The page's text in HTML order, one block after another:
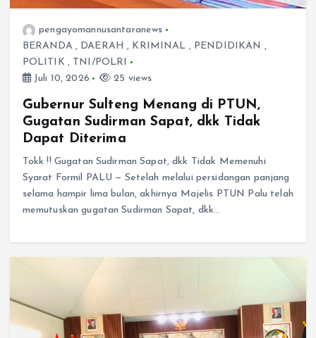
pengayomannusantaranews
BERANDA, DAERAH , KRIMINAL , PENDIDIKAN ,
POLITIK , TNI/POLRI
Juli 10, 2026
25 views
Gubernur Sulteng Menang di PTUN,
Gugatan Sudirman Sapat, dkk Tidak
Dapat Diterima
Tokk !! Gugatan Sudirman Sapat, dkk Tidak Memenuhi
Syarat Formil PALU — Setelah melalui persidangan panjang
selama hampir lima bulan, akhirnya Majelis PTUN Palu telah
memutuskan gugatan Sudirman Sapat, dkk…